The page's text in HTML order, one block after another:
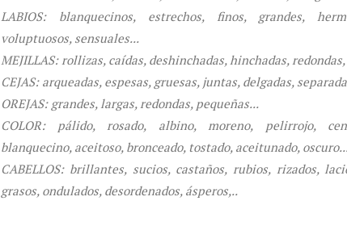
LABIOS: blanquecinos, estrechos, finos, grandes,
voluptuosos, sensuales...
MEJILLAS: rollizas, caídas, deshinchadas, hinchadas,
CEJAS: arqueadas, espesas, gruesas, juntas, delgadas,
OREJAS: grandes, largas, redondas, pequeñas...
COLOR: pálido, rosado, albino, moreno, pelirrojo,
blanquecino, aceitoso, bronceado, tostado, aceitunado,
CABELLOS: brillantes, sucios, castaños, rubios, rizados,
grasos, ondulados, desordenados, ásperos,..